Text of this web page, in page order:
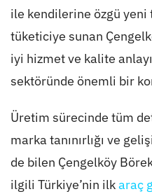
ile kendilerine özgü
tüketiciye sunan
iyi hizmet ve kalite
sektöründe önemli bir
Üretim sürecinde tüm
marka tanınırlığı ve
de bilen Çengelköy
ilgili Türkiye’nin ilkaraç